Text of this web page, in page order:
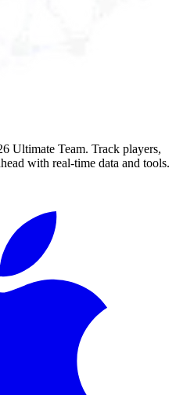
Ultimate Team. Track players,
with real-time data and tools.